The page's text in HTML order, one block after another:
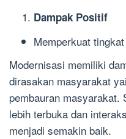
Dampak Positif
Memperkuat
Modernisasi memiliki
dirasakan masyarakat
pembauran masyarakat.
lebih terbuka dan
menjadi semakin baik.